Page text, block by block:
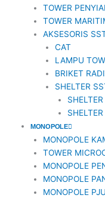
TOWER
TOWER
AKSESORIS
CAT
LAMPU
BRIKET
SHELTER
MONOPOLE
MONOPOLE
TOWER
MONOPOLE
MONOPOLE
MONOPOLE PJU